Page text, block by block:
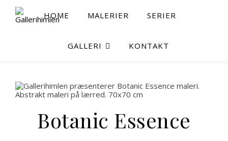
HOME MALERIER SERIER
GALLERI KONTAKT
Botanic Essence